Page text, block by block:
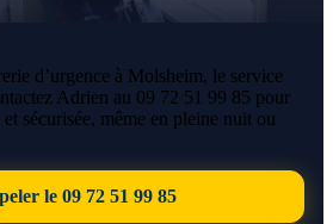
d’urgence à Molsheim, le service
Adrien au 09 72 51 99 85 pour
sécurisée, même en pleine nuit ou
le 09 72 51 99 85